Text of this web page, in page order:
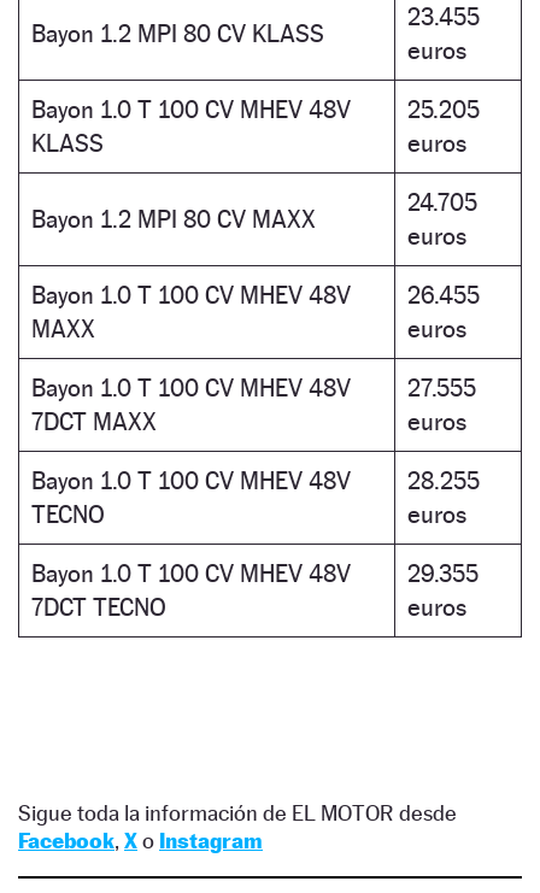
Bayon 1.2 MPI 80 CV KLASS
23.455
euros
Bayon 1.0 T 100 CV MHEV 48V
KLASS
25.205
euros
Bayon 1.2 MPI 80 CV MAXX
24.705
euros
Bayon 1.0 T 100 CV MHEV 48V
MAXX
26.455
euros
Bayon 1.0 T 100 CV MHEV 48V
7DCT MAXX
27.555
euros
Bayon 1.0 T 100 CV MHEV 48V
TECNO
28.255
euros
Bayon 1.0 T 100 CV MHEV 48V
7DCT TECNO
29.355
euros
Sigue toda la información de EL MOTOR desde
Facebook, Xo Instagram